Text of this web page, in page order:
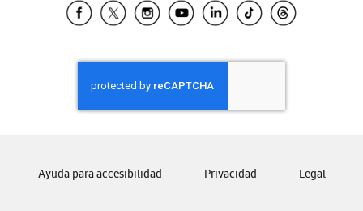
Samsung El Salvador
Samsung Honduras
Samsung Nicaragua
Samsung Panamá
Samsung Venezuela
Ayuda para accesibilidad Privacidad Legal